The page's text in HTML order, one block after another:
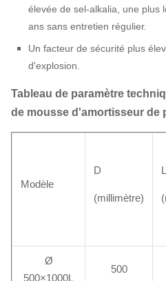
élevée de sel-alkalia, une plus
ans sans entretien régulier.
Un facteur de sécurité plus
d'explosion.
Tableau de paramètre
de mousse d'amortisseur de
Modèle
D
(millimètre)
L
Ø
500×1000L
500